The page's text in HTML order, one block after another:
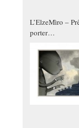
L’ElzeMìro –
porter